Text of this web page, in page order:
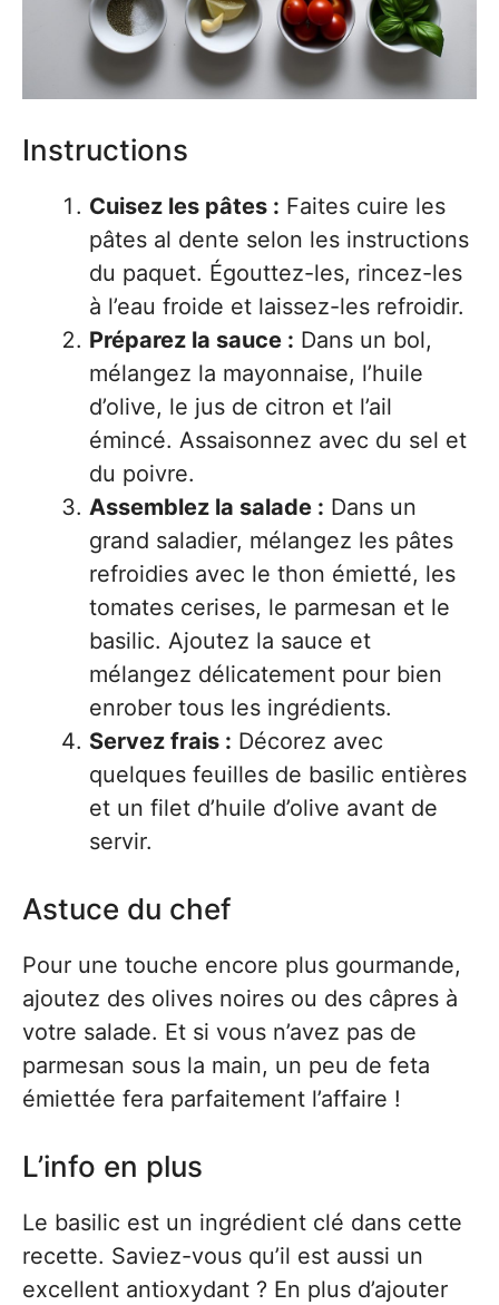
Instructions
Cuisez les pâtes : Faites cuire les
pâtes al dente selon les instructions
du paquet. Égouttez-les, rincez-les
à l’eau froide et laissez-les refroidir.
Préparez la sauce : Dans un bol,
mélangez la mayonnaise, l’huile
d’olive, le jus de citron et l’ail
émincé. Assaisonnez avec du sel et
du poivre.
Assemblez la salade : Dans un
grand saladier, mélangez les pâtes
refroidies avec le thon émietté, les
tomates cerises, le parmesan et le
basilic. Ajoutez la sauce et
mélangez délicatement pour bien
enrober tous les ingrédients.
Servez frais : Décorez avec
quelques feuilles de basilic entières
et un filet d’huile d’olive avant de
servir.
Astuce du chef
Pour une touche encore plus gourmande,
ajoutez des olives noires ou des câpres à
votre salade. Et si vous n’avez pas de
parmesan sous la main, un peu de feta
émiettée fera parfaitement l’affaire !
L’info en plus
Le basilic est un ingrédient clé dans cette
recette. Saviez-vous qu’il est aussi un
excellent antioxydant ? En plus d’ajouter